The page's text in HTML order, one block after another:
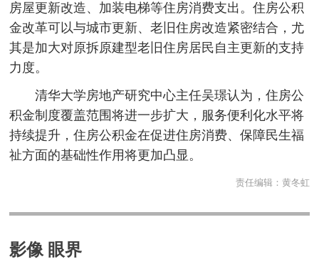
房屋更新改造、加装电梯等住房消费支出。住房公积
金改革可以与城市更新、老旧住房改造紧密结合，尤
其是加大对原拆原建型老旧住房居民自主更新的支持
力度。
清华大学房地产研究中心主任吴璟认为，住房公
积金制度覆盖范围将进一步扩大，服务便利化水平将
持续提升，住房公积金在促进住房消费、保障民生福
祉方面的基础性作用将更加凸显。
责任编辑： 黄冬虹
影像 眼界